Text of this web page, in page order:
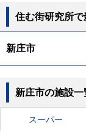
住む街研究所
新庄市
新庄市の施設一
スーパー